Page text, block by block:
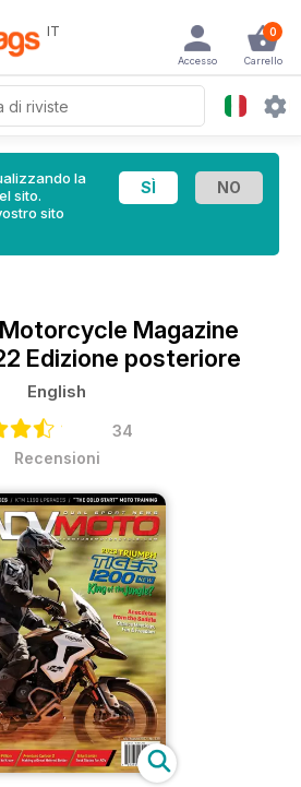
IT 0
Carrello
Accesso
la
sito.
sito
Magazine
Edizione posteriore
English
34
Recensioni